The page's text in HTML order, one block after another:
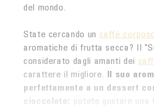
del mondo.
State cercando un caffè corposo
aromatiche di frutta secca? Il
considerato dagli amanti dei
carattere il migliore. Il suo
perfettamente a un dessert
cioccolato: potete gustare una